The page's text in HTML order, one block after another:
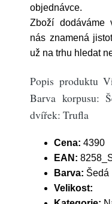
objednávce.
Zboží dodáváme
nás znamená
už na trhu hledat
Popis produktu
Barva korpusu:
dvířek: Trufla
Cena: 4390
EAN:
Barva: Šedá
Velikost: